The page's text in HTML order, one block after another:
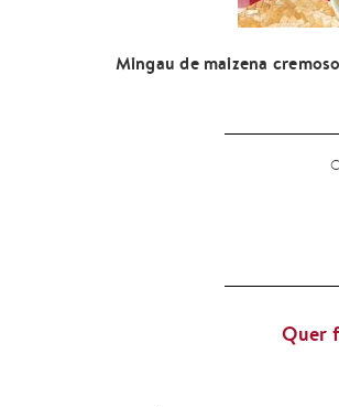
Mingau de maizena
Quer